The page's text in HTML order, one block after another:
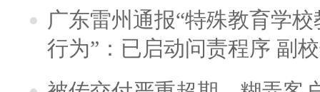
广东雷州通报“特殊教育学
行为”：已启动问责程序 副